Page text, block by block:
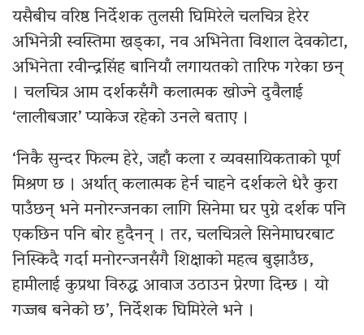
यसैबीच वरिष्ठ निर्देशक तुलसी घिमिरेले चलचित्र हेरेर
अभिनेत्री स्वस्तिमा खड्का, नव अभिनेता विशाल देवकोटा,
अभिनेता रवीन्द्रसिंह बानियाँ लगायतको तारिफ गरेका छन्
। चलचित्र आम दर्शकसँगै कलात्मक खोज्ने दुवैलाई
‘लालीबजार’ प्याकेज रहेको उनले बताए ।
‘निकै सुन्दर फिल्म हेरे, जहाँ कला र व्यवसायिकताको पूर्ण
मिश्रण छ । अर्थात् कलात्मक हेर्न चाहने दर्शकले धेरै कुरा
पाउँछन् भने मनोरन्जनका लागि सिनेमा घर पुग्ने दर्शक पनि
एकछिन पनि बोर हुदैनन् । तर, चलचित्रले सिनेमाघरबाट
निस्किदै गर्दा मनोरन्जनसँगै शिक्षाको महत्व बुझाउँछ,
हामीलाई कुप्रथा विरुद्ध आवाज उठाउन प्रेरणा दिन्छ । यो
गज्जब बनेको छ’, निर्देशक घिमिरेले भने ।